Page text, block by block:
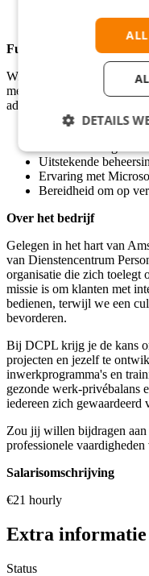
jouw groei.
Functie-eisen
Wij zoeken een
medewerker die kandidaten
administratieve processen
Uitstekende
Ervaring met
Bereidheid om op
Over het bedrijf
Gelegen in het hart van
van Dienstencentrum
organisatie die zich toelegt
missie is om klanten met
bedienen, terwijl we een
bevorderen.
Bij DCPL krijg je de kans
projecten en jezelf te
inwerkprogramma's en
gezonde werk-privébalans
iedereen zich gewaardeerd
Zou jij willen bijdragen
professionele
Salarisomschrijving
€21 hourly
Extra informatie
Status
DETAILS